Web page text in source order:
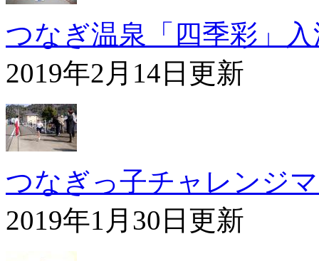
つなぎ温泉「四季彩」
2019年2月14日更新
つなぎっ子チャレンジ
2019年1月30日更新